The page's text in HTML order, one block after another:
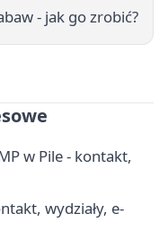
- jak go zrobić?
w Pile - kontakt,
wydziały, e-